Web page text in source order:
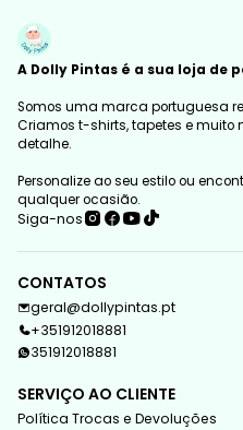
A Dolly Pintas é a sua loja de
Somos uma marca portuguesa
Criamos t-shirts, tapetes e
detalhe.
Personalize ao seu estilo ou
qualquer ocasião.
Siga-nos
CONTATOS
geral@dollypintas.pt
+351912018881
351912018881
SERVIÇO AO CLIENTE
Política Trocas e Devoluções